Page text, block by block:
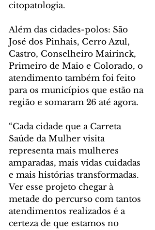
citopatologia.
Além das cidades-polos: São
José dos Pinhais, Cerro Azul,
Castro, Conselheiro Mairinck,
Primeiro de Maio e Colorado, o
atendimento também foi feito
para os municípios que estão na
região e somaram 26 até agora.
“Cada cidade que a Carreta
Saúde da Mulher visita
representa mais mulheres
amparadas, mais vidas cuidadas
e mais histórias transformadas.
Ver esse projeto chegar à
metade do percurso com tantos
atendimentos realizados é a
certeza de que estamos no